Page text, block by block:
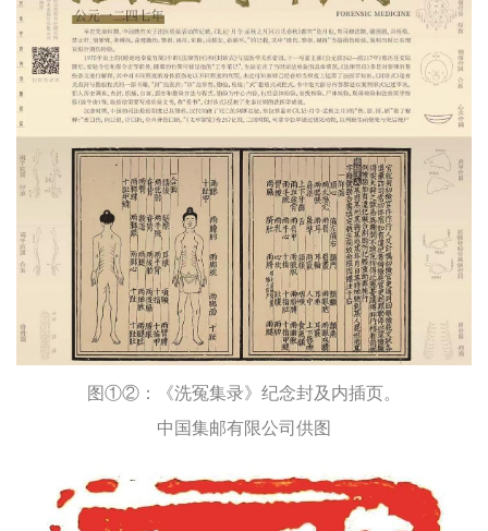
图①②：《洗冤集录》纪念封及内插页。
中国集邮有限公司供图